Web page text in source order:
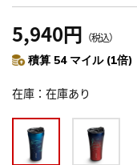
5,940円 （税込）
積算 54 マイル (1倍)
在庫 在庫あり